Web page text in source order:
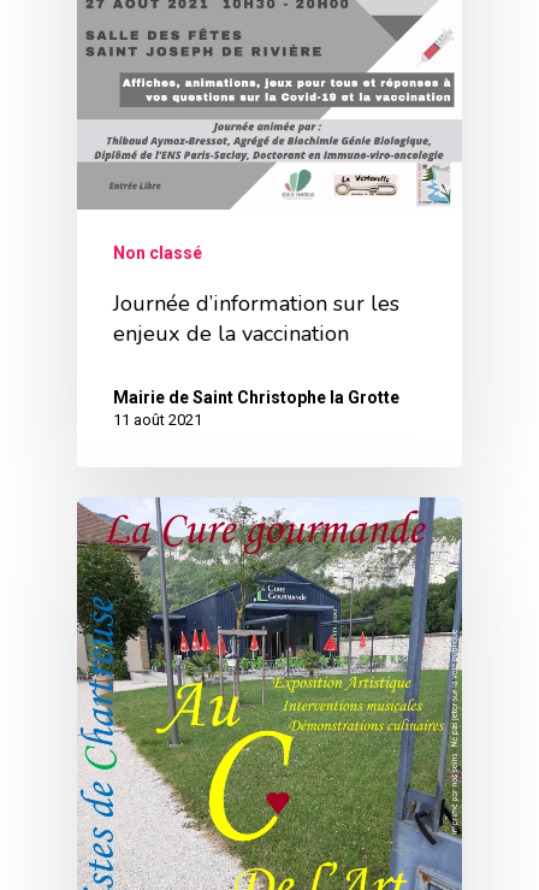
Non classé
Journée d’information sur les
enjeux de la vaccination
Mairie de Saint Christophe la Grotte
11 août 2021